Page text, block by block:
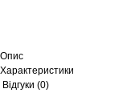
Опис
Характеристики
Відгуки (0)